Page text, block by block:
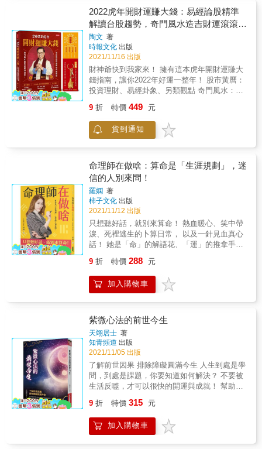
氣、天星、方位所能反應的一點點現象，往往
都會在形象與擺設物件上顯現出現；有時候雖
然納好氣，卻因為有文明產物或者擺設不當，
因而產生質變，以致論斷出現誤差；另一方面
就是只談「理」，忽略「象與數」，理象數本
為一體，理是氣的形式原理，理寓於象，象準
於數，察象推理，理是數之體、數是理之用。
只談理而忽略象與數，論述就不完備，甚至以
偏概全。 & 每一樣物品，每一種樹木，每個圖
質、功能、屬性，只要讀者多加理解，必有所
領悟，「道法自然，切勿穿鑿附會，危言聳
聽，妄想臆斷，自由心證、或過度觸類引申。
徹，筆力扛鼎為《雪心賦》畫龍點睛，洩盡山
水之真性情。舉凡文化墓園、城市風水、居址
陽宅建宅景觀設計、催旺正能量布局，《雪心
賦菁萃》所蘊含風水巒頭形勢學菁華底蘊，足
以選為最佳經典，值得典藏。 擁有《雪心賦菁
萃》，如詣寶所。
2022虎年開財運賺大錢：易經論股精準
解讀台股趨勢，奇門風水造吉財運滾滾來
【限量附贈「化煞為權旺財入庫，乾坤八
卦神龍龜」擺件／鑰匙圈】
陶文 著
時報文化 出版
2021/11/16 出版
財神爺快到我家來！ 擁有這本虎年開財運賺大
錢指南，讓你2022年好運一整年！ 股市黃曆：
投資理財、易經卦象、另類觀點 奇門風水：流
方古星座開運：事業、情緣、健康，開運指南
報你知 ◆新春開財運行事曆 一年之計在於春，
本書完整收錄開春時除舊布新的必備步驟；送
傳產股、金融股、營建股及生技股2022年投資
機會，並分析歐、美、中國大陸等國內外股市
發展。 ◆風水造吉財源滾滾 從正東、東南、正
南、西南、正西、西北、正北、東北、中央九
個方位，以一目瞭然的平面圖點出所有的吉凶
方位，讓你能夠按圖索驥，一步步讓自己的運
勢爬升到最高點！ ◆生肖開運招財迎福 完整收
錄十二生肖的流年運勢、事業運勢、財利運
勢、情緣運勢之外，還針對每個生肖規劃不同
的開運風水，幫你提升貴人磁場、增加事業財
的流年、事業、財利與情緣運勢，並分析各個
星座2022年須謹慎面對的月份與原因，讓你無
論在生活、工作或其他方面都能無往不利！ ◎
財入庫，乾坤八卦神龍龜」擺件／鑰匙圈 【材
質】台灣製造，合金鍍18k金／鎏金工法 【尺
寸】鑰匙圈全長約12公分，龍龜部分寬約2公
分；高約3公分 本神龍龜最大的特色是選用自
然界中旺發能量最強的太陽純色以金養金，精
心雕成「頭尾似龍，身似靈龜」栩栩如生的純
陽神獸。 可當鑰匙圈隨身佩戴，藉由最強瑞獸
鑰匙圈當開運風水擺件，可退煞招財守庫啟動
居家防護罩，安置在財位能讓您活絡八方財富
氣場以錢滾錢、工作事業大展鴻圖逆轉運勢。
9 折 特價 449 元
貨到通知
命理師在做啥：算命是「生涯規劃」，迷
信的人別來問！
羅嫻 著
柿子文化 出版
2021/11/12 出版
只想聽好話，就別來算命！ 熱血暖心、笑中帶
淚、死裡逃生的卜算日常， 以及一針見血真心
話！ 她是「命」的解語花、「運」的推拿手，
情和體貼， 怕她血淋淋的解析和精準度
&hellip;&hellip; 為何總是所愛非人？ ■一名太
太被先生離婚，理由是她會拖他後腿！事實上
「妳嫁錯人了，真命天子還沒出現。」她竟
說：「我知道，我十八、十九歲認識前夫時，
您就說我跟他無緣，結了婚也會離婚，只是我
不甘心放手！」她這一拖，等於是用了十幾年
的青春去證明命中註定的結果&hellip;&hellip;
「愛情和人際關係，如果註定命中無緣，不會
因為執著或一廂情願而有不同結局。」 「抱持
『無緣可能變成有緣』的執念，會阻礙你去認
識有緣好對象，反而會錯過最適合你的正
法，是自欺欺人！ 當命中註定的死神降臨，算
命有意義嗎？ ■老母親被檢查出腫瘤，在切除
後等待報告期間，命理師算出是惡性腫瘤，只
9 折 特價 288 元
加入購物車
紫微心法的前世今生
天翊居士 著
知青頻道 出版
2021/11/05 出版
了解前世因果 排除障礙圓滿今生 人生到處是學
問，到處是課題，你要知道如何解決？ 不要被
生活反噬，才可以很快的開運與成就！ 幫助每
心法就像一種深層精神溝通，比催眠還快速，
每個人的累世，都可查得一清二楚，人們就是
因為，對累世的執著無法放下，造成累世的糾
9 折 特價 315 元
加入購物車